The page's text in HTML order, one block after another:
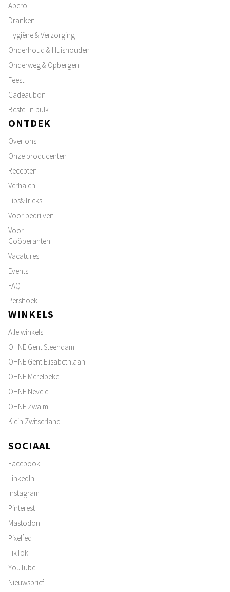
Apero
Dranken
Hygiëne & Verzorging
Onderhoud & Huishouden
Onderweg & Opbergen
Feest
Cadeaubon
Bestel in bulk
ONTDEK
Over ons
Onze producenten
Recepten
Verhalen
Tips&Tricks
Voor bedrijven
Voor
Coöperanten
Vacatures
Events
FAQ
Pershoek
WINKELS
Alle winkels
OHNE Gent Steendam
OHNE Gent Elisabethlaan
OHNE Merelbeke
OHNE Nevele
OHNE Zwalm
Klein Zwitserland
SOCIAAL
Facebook
LinkedIn
Instagram
Pinterest
Mastodon
Pixelfed
TikTok
YouTube
Nieuwsbrief